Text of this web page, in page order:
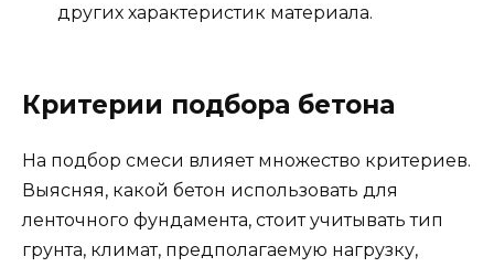
других характеристик материала.
Критерии подбора бетона
На подбор смеси влияет множество критериев.
Выясняя, какой бетон использовать для
ленточного фундамента, стоит учитывать тип
грунта, климат, предполагаемую нагрузку,